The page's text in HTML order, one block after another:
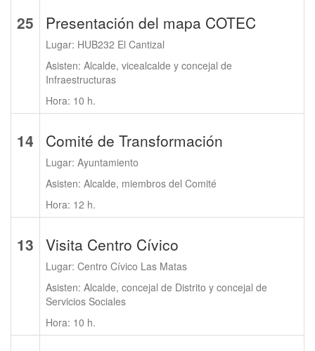
25 Presentación del mapa COTEC
Lugar: HUB232 El Cantizal
Asisten: Alcalde, vicealcalde y concejal de
Infraestructuras
Hora: 10 h.
14 Comité de Transformación
Lugar: Ayuntamiento
Asisten: Alcalde, miembros del Comité
Hora: 12 h.
13 Visita Centro Cívico
Lugar: Centro Cívico Las Matas
Asisten: Alcalde, concejal de Distrito y concejal de
Servicios Sociales
Hora: 10 h.